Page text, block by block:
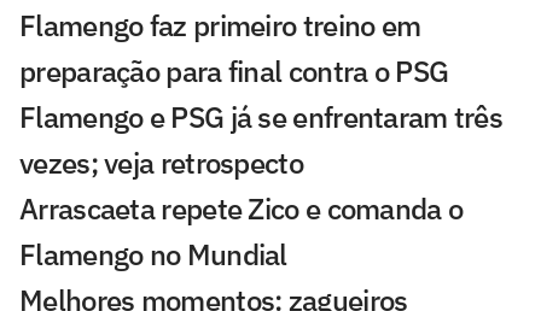
Flamengo faz primeiro treino em
preparação para final contra o PSG
Flamengo e PSG já se enfrentaram três
vezes; veja retrospecto
Arrascaeta repete Zico e comanda o
Flamengo no Mundial
Melhores momentos: zagueiros